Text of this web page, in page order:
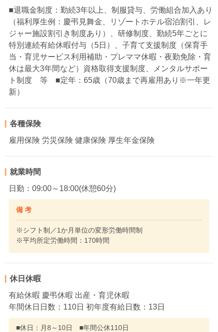
■退職金制度：勤続3年以上、制服貸与、労働組合加入あり
（福利厚生例：慶弔見舞金、リゾートホテル宿泊割引、レ
ジャー施設割引き制度あり）、研修制度、勤続5年ごとに
特別連続有給休暇付与（5日）、子育て支援制度（保育手
当・育児サービス利用補助・プレママ休暇・夜勤免除・育
休は最大3年間など）資格取得支援制度、メンタルサポー
ト制度 等 ■定年：65歳（70歳まで再雇用あり※一年更
新）
各種保険
雇用保険 労災保険 健康保険 厚生年金保険
就業時間
日勤：09:00～18:00(休憩60分)
備 考
※シフト制／1か月単位の変形労働時間制
※平均所定労働時間：170時間
休日休暇
有給休暇 慶弔休暇 出産・育児休暇
年間休日日数：110日 初年度有給日数：13日
■休日：月8～10日 ■年間公休110日